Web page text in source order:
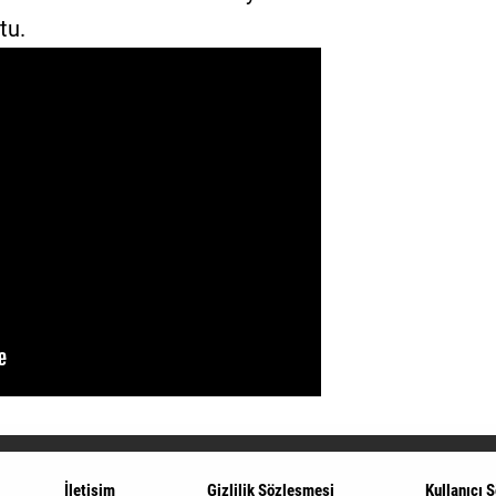
İletişim Gizlilik Sözleşmesi Kullanıcı